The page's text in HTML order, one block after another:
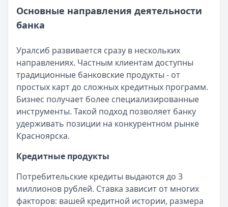
Кратко:
17 ноября 2025 г.
Категория:
Оформить кредит для иностранных граждан в 2025 году
Кратко:Получите кредит на сумму до 5 000 000 рублей
Опубликовано:17 ноября 2025 г.
Категория:Кредиты
Читать статью
Все статьи
Основные направления деятельности
банка
Уралсиб развивается сразу в нескольких
направлениях. Частным клиентам доступны
традиционные банковские продукты - от
простых карт до сложных кредитных программ.
Бизнес получает более специализированные
инструменты. Такой подход позволяет банку
удерживать позиции на конкурентном рынке
Красноярска.
Кредитные продукты
Потребительские кредиты выдаются до 3
миллионов рублей. Ставка зависит от многих
факторов: вашей кредитной истории, размера